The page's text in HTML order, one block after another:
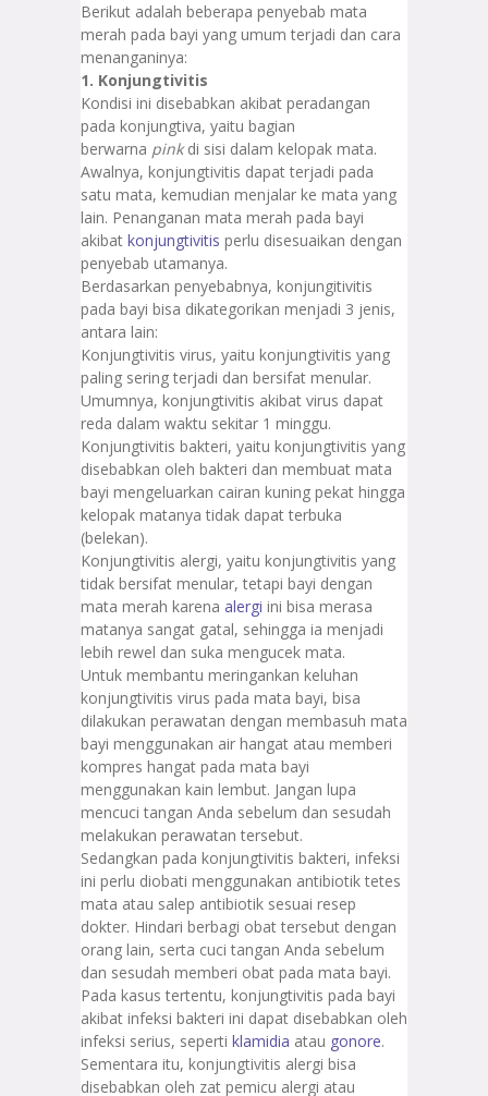
Berikut adalah beberapa penyebab mata
merah pada bayi yang umum terjadi dan cara
menanganinya:
1. Konjungtivitis
Kondisi ini disebabkan akibat peradangan
pada konjungtiva, yaitu bagian
berwarna pinkdi sisi dalam kelopak mata.
Awalnya, konjungtivitis dapat terjadi pada
satu mata, kemudian menjalar ke mata yang
lain. Penanganan mata merah pada bayi
akibat konjungtivitis perlu disesuaikan dengan
penyebab utamanya.
Berdasarkan penyebabnya, konjungitivitis
pada bayi bisa dikategorikan menjadi 3 jenis,
antara lain:
Konjungtivitis virus, yaitu konjungtivitis yang
paling sering terjadi dan bersifat menular.
Umumnya, konjungtivitis akibat virus dapat
reda dalam waktu sekitar 1 minggu.
Konjungtivitis bakteri, yaitu konjungtivitis yang
disebabkan oleh bakteri dan membuat mata
bayi mengeluarkan cairan kuning pekat hingga
kelopak matanya tidak dapat terbuka
(belekan).
Konjungtivitis alergi, yaitu konjungtivitis yang
tidak bersifat menular, tetapi bayi dengan
mata merah karena alergi ini bisa merasa
matanya sangat gatal, sehingga ia menjadi
lebih rewel dan suka mengucek mata.
Untuk membantu meringankan keluhan
konjungtivitis virus pada mata bayi, bisa
dilakukan perawatan dengan membasuh mata
bayi menggunakan air hangat atau memberi
kompres hangat pada mata bayi
menggunakan kain lembut. Jangan lupa
mencuci tangan Anda sebelum dan sesudah
melakukan perawatan tersebut.
Sedangkan pada konjungtivitis bakteri, infeksi
ini perlu diobati menggunakan antibiotik tetes
mata atau salep antibiotik sesuai resep
dokter. Hindari berbagi obat tersebut dengan
orang lain, serta cuci tangan Anda sebelum
dan sesudah memberi obat pada mata bayi.
Pada kasus tertentu, konjungtivitis pada bayi
akibat infeksi bakteri ini dapat disebabkan oleh
infeksi serius, seperti klamidia atau gonore.
Sementara itu, konjungtivitis alergi bisa
disebabkan oleh zat pemicu alergi atau